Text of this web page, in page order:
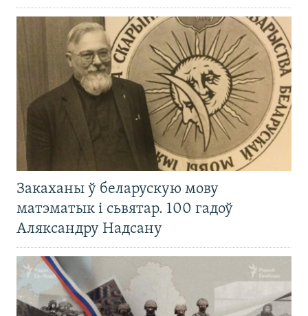
Закаханы ў беларускую мову
матэматык і сьвятар. 100 гадоў
Аляксандру Надсану